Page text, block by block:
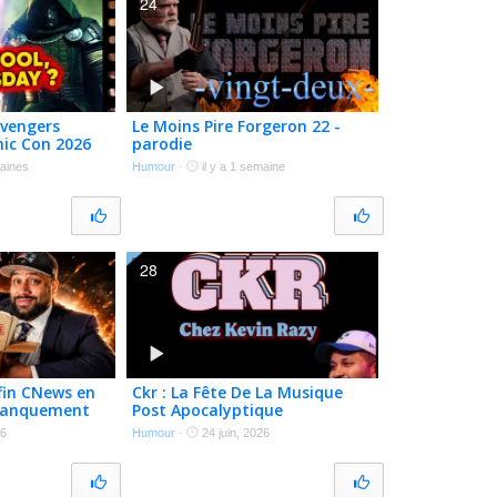
Con 2026
Le Moins Pire Forgeron 22 -
parodie
Humour · il y a 1 semaine
CNews en
E257
Ckr : La Fête De La Musique
Post Apocalyptique
Humour · 24 juin, 2026
28